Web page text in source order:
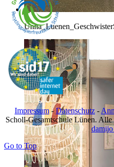
Impressum -Datenschutz -
Scholl-Gesamtschule Lünen.
Go to Top